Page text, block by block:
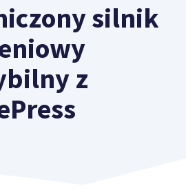
silnik
z